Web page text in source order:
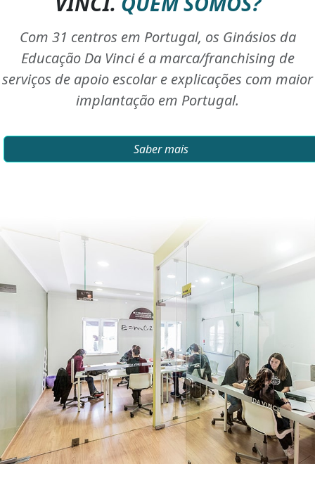
Com 31 centros em Portugal, os Ginásios da
Educação Da Vinci é a marca/franchising de
serviços de apoio escolar e explicações com maior
implantação em Portugal.
Saber mais